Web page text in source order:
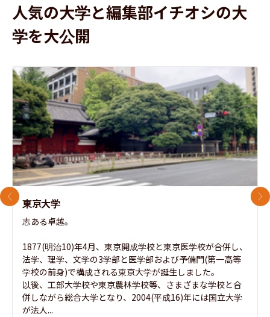
人気の大学と編集部イチオシの大
学を大公開
東京大学
志ある卓越。
1877(明治10)年4月、東京開成学校と東京医学校が合併し、
法学、理学、文学の3学部と医学部および予備門(第一高等
学校の前身)で構成される東京大学が誕生しました。
以後、工部大学校や東京農林学校等、さまざまな学校と合
併しながら総合大学となり、2004(平成16)年には国立大学
が法人...
前のスライド 次